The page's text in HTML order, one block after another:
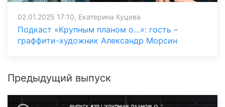
02.01.2025 17:10, Екатерина Куцева
Подкаст «Крупным планом о…»: гость –
граффити-художник Александр Морсин
Предыдущий выпуск